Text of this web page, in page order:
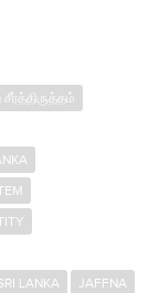
LANKA
JAFFNA